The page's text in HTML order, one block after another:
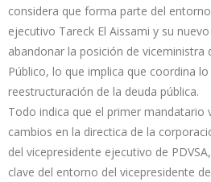
considera que forma parte del
ejecutivo Tareck El Aissami y su
abandonar la posición de viceministra
Público, lo que implica que coordina
reestructuración de la deuda pública.
Todo indica que el primer mandatario
cambios en la directica de la
del vicepresidente ejecutivo de
clave del entorno del vicepresidente